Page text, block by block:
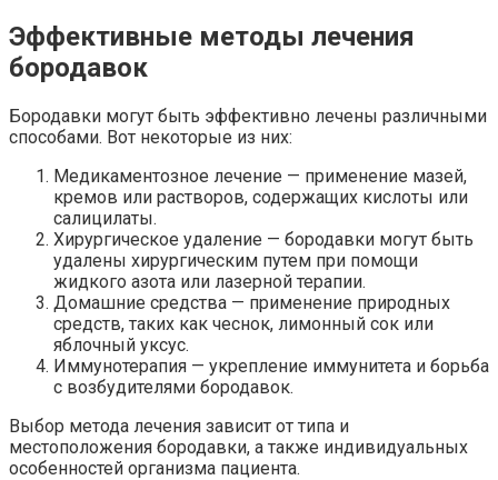
Эффективные методы лечения
бородавок
Бородавки могут быть эффективно лечены различными
способами. Вот некоторые из них:
Медикаментозное лечение — применение мазей,
кремов или растворов, содержащих кислоты или
салицилаты.
Хирургическое удаление — бородавки могут быть
удалены хирургическим путем при помощи
жидкого азота или лазерной терапии.
Домашние средства — применение природных
средств, таких как чеснок, лимонный сок или
яблочный уксус.
Иммунотерапия — укрепление иммунитета и борьба
с возбудителями бородавок.
Выбор метода лечения зависит от типа и
местоположения бородавки, а также индивидуальных
особенностей организма пациента.